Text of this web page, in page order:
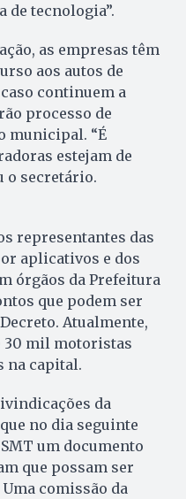
de tecnologia”.
as empresas têm
aos autos de
continuem a
processo de
municipal. “É
estejam de
o secretário.
representantes das
aplicativos e dos
órgãos da Prefeitura
que podem ser
Atualmente,
30 mil motoristas
na capital.
da
no dia seguinte
um documento
que possam ser
comissão da